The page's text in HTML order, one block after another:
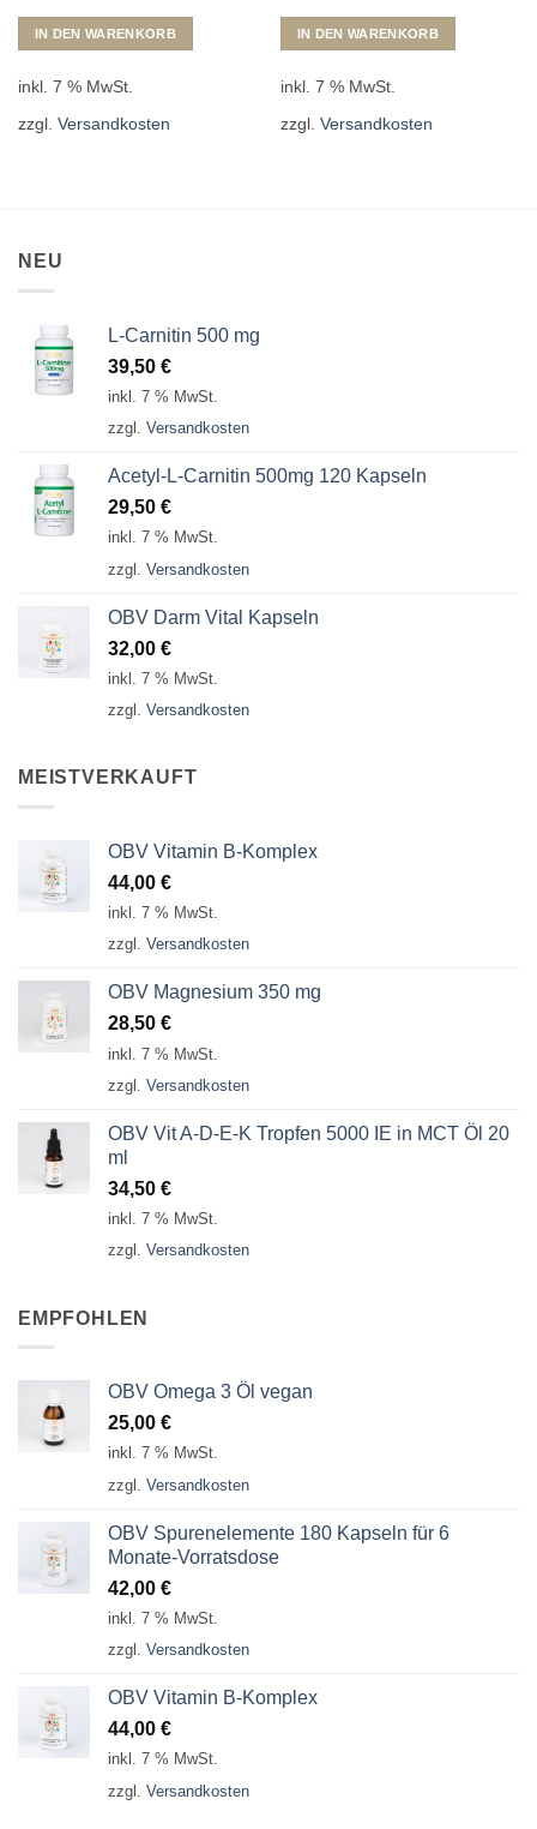
IN DEN WARENKORB
inkl. 7 % MwSt.
zzgl. Versandkosten
IN DEN WARENKORB
inkl. 7 % MwSt.
zzgl. Versandkosten
NEU
L-Carnitin 500 mg
39,50 €
inkl. 7 % MwSt.
zzgl. Versandkosten
Acetyl-L-Carnitin 500mg 120 Kapseln
29,50 €
inkl. 7 % MwSt.
zzgl. Versandkosten
OBV Darm Vital Kapseln
32,00 €
inkl. 7 % MwSt.
zzgl. Versandkosten
MEISTVERKAUFT
OBV Vitamin B-Komplex
44,00 €
inkl. 7 % MwSt.
zzgl. Versandkosten
OBV Magnesium 350 mg
28,50 €
inkl. 7 % MwSt.
zzgl. Versandkosten
OBV Vit A-D-E-K Tropfen 5000 IE in MCT Öl 20
ml
34,50 €
inkl. 7 % MwSt.
zzgl. Versandkosten
EMPFOHLEN
OBV Omega 3 Öl vegan
25,00 €
inkl. 7 % MwSt.
zzgl. Versandkosten
OBV Spurenelemente 180 Kapseln für 6
Monate-Vorratsdose
42,00 €
inkl. 7 % MwSt.
zzgl. Versandkosten
OBV Vitamin B-Komplex
44,00 €
inkl. 7 % MwSt.
zzgl. Versandkosten